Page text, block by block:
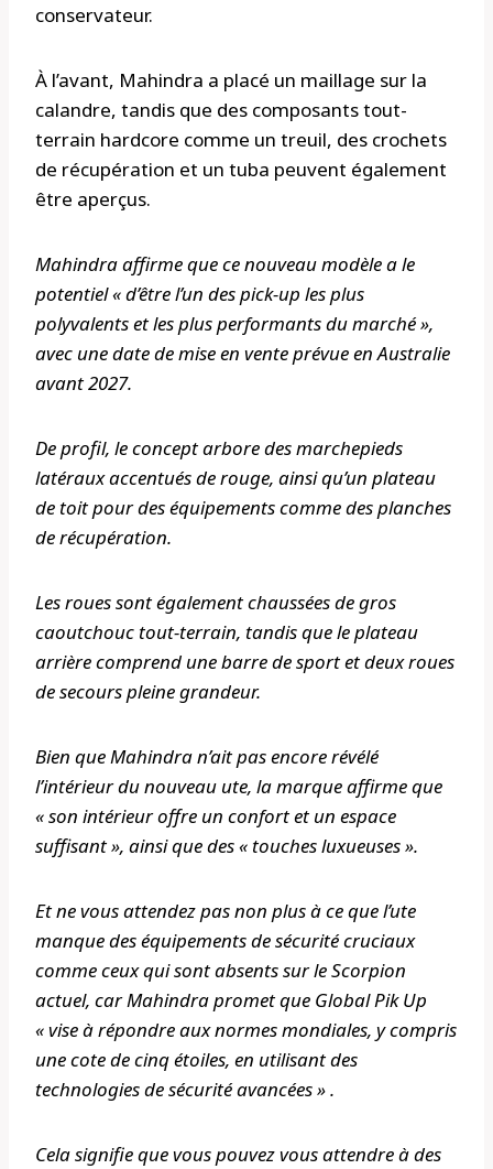
conservateur.
À l’avant, Mahindra a placé un maillage sur la
calandre, tandis que des composants tout-
terrain hardcore comme un treuil, des crochets
de récupération et un tuba peuvent également
être aperçus.
Mahindra affirme que ce nouveau modèle a le
potentiel « d’être l’un des pick-up les plus
polyvalents et les plus performants du marché »,
avec une date de mise en vente prévue en Australie
avant 2027.
De profil, le concept arbore des marchepieds
latéraux accentués de rouge, ainsi qu’un plateau
de toit pour des équipements comme des planches
de récupération.
Les roues sont également chaussées de gros
caoutchouc tout-terrain, tandis que le plateau
arrière comprend une barre de sport et deux roues
de secours pleine grandeur.
Bien que Mahindra n’ait pas encore révélé
l’intérieur du nouveau ute, la marque affirme que
« son intérieur offre un confort et un espace
suffisant », ainsi que des « touches luxueuses ».
Et ne vous attendez pas non plus à ce que l’ute
manque des équipements de sécurité cruciaux
comme ceux qui sont absents sur le Scorpion
actuel, car Mahindra promet que Global Pik Up
« vise à répondre aux normes mondiales, y compris
une cote de cinq étoiles, en utilisant des
technologies de sécurité avancées » .
Cela signifie que vous pouvez vous attendre à des